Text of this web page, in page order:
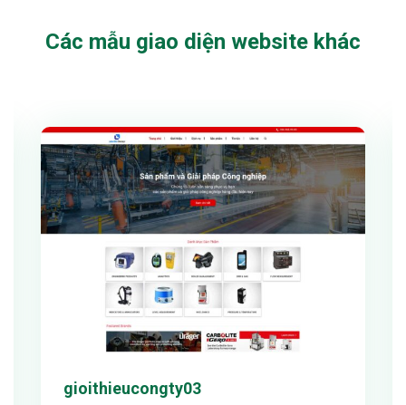
Các mẫu giao diện website khác
Chi tiết
gioithieucongty03